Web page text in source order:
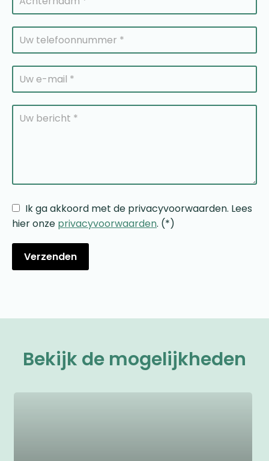
Ik ga akkoord met de privacyvoorwaarden. Lees
hier onze privacyvoorwaarden. (*)
Bekijk de mogelijkheden